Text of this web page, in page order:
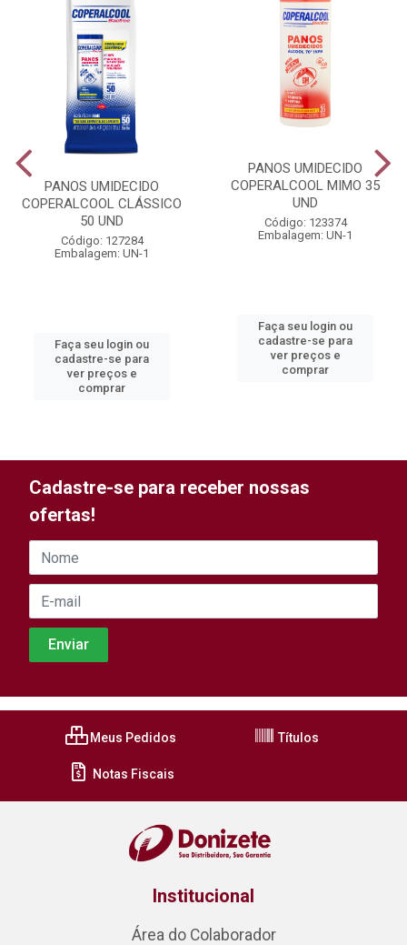
PANOS UMIDECIDO
COPERALCOOL CLÁSSICO
50 UND
Código: 127284
Embalagem: UN-1
Faça seu login ou
cadastre-se para
ver preços e
comprar
PANOS UMIDECIDO
COPERALCOOL MIMO 35
UND
Código: 123374
Embalagem: UN-1
Faça seu login ou
cadastre-se para
ver preços e
comprar
Cadastre-se para receber nossas
ofertas!
Meus Pedidos Títulos
Notas Fiscais
Institucional
Área do Colaborador